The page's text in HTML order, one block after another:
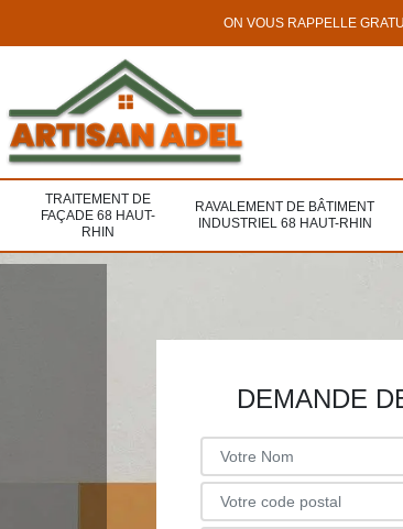
ON VOUS RAPPELLE
TRAITEMENT DE
FAÇADE 68 HAUT-
RHIN
RAVALEMENT DE BÂTIMENT
INDUSTRIEL 68 HAUT-RHIN
DEMANDE